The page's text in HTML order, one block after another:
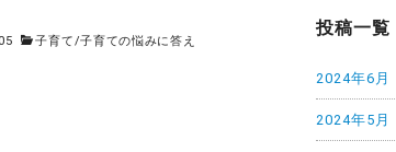
子育て/子育ての悩みに答え
投稿一覧
2024年6月
2024年5月